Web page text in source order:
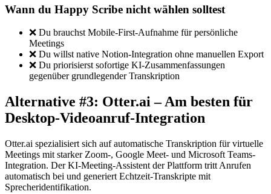
Wann du Happy Scribe nicht wählen solltest
❌ Du brauchst Mobile-First-Aufnahme für persönliche
Meetings
❌ Du willst native Notion-Integration ohne manuellen Export
❌ Du priorisierst sofortige KI-Zusammenfassungen
gegenüber grundlegender Transkription
Alternative #3: Otter.ai – Am besten für
Desktop-Videoanruf-Integration
Otter.ai spezialisiert sich auf automatische Transkription für virtuelle
Meetings mit starker Zoom-, Google Meet- und Microsoft Teams-
Integration. Der KI-Meeting-Assistent der Plattform tritt Anrufen
automatisch bei und generiert Echtzeit-Transkripte mit
Sprecheridentifikation.